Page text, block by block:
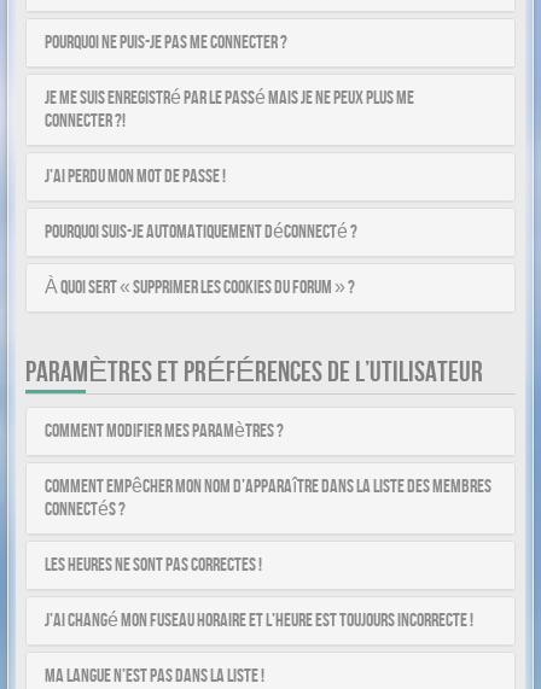
Pourquoi ne puis-je pas me connecter ?
Je me suis enregistré par le passé mais je ne peux plus me
connecter ?!
J’ai perdu mon mot de passe !
Pourquoi suis-je automatiquement déconnecté ?
À quoi sert « Supprimer les cookies du forum » ?
PARAMÈTRES ET PRÉFÉRENCES DE L’UTILISATEUR
Comment modifier mes paramètres ?
Comment empêcher mon nom d’apparaître dans la liste des membres
connectés ?
Les heures ne sont pas correctes !
J’ai changé mon fuseau horaire et l’heure est toujours incorrecte !
Ma langue n’est pas dans la liste !